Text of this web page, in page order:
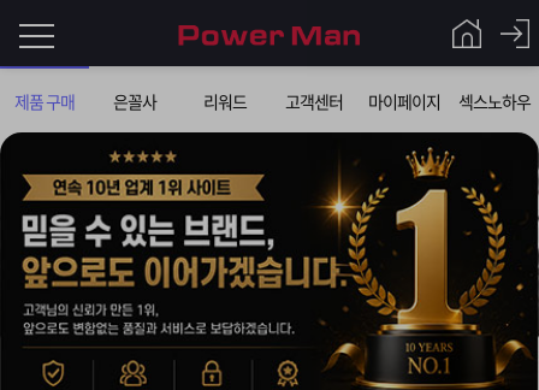
제품 구매 은꼴사 리워드 고객센터 마이페이지 섹스노하우
그
인
이
필
요
로
Q&A
파
입금확인이 안되는 상황을 대비해 꼭 입금후 고객센터 연락바랍니다.